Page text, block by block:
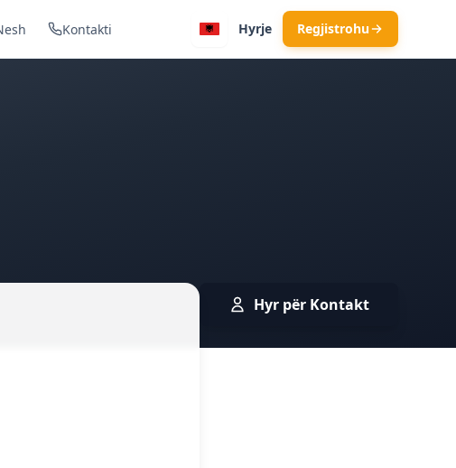
Kontakti Hyrje Regjistrohu
Hyr për Kontakt